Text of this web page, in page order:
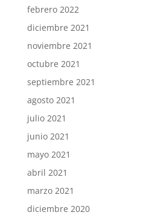
febrero 2022
diciembre 2021
noviembre 2021
octubre 2021
septiembre 2021
agosto 2021
julio 2021
junio 2021
mayo 2021
abril 2021
marzo 2021
diciembre 2020